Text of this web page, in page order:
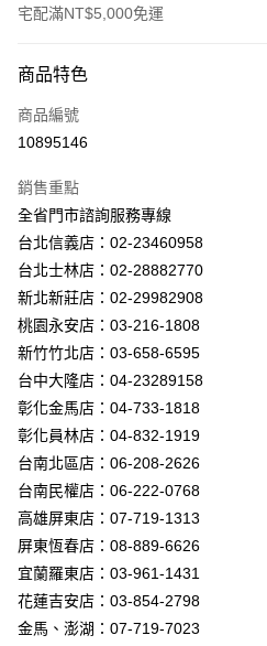
宅配滿NT$5,000免運
信用卡一次付款
LINE Pay
街口支付
悠遊付
Google Pay
全盈+PAY
AFTEE先享後付
相關說明
【關於「AFTEE先享後付」】
AFTEE先享後付是「在收到商品之後才
便利好安心！
１．簡單：不需註冊會員、不需綁卡、不
３．安心：先確認商品／服務後，再付款
【「AFTEE先享後付」結帳流程】
１．於結帳方式選擇「AFTEE先享後付
結帳頁面，進行簡訊認證並確認金額後，
２．訂單成立數日內，您將收到繳費通知
ATM付款
運送方式
新竹貨運宅配
商品特色
商品編號
10895146
銷售重點
全省門市諮詢服務專線
台北信義店：02-23460958
台北士林店：02-28882770
新北新莊店：02-29982908
桃園永安店：03-216-1808
新竹竹北店：03-658-6595
台中大隆店：04-23289158
彰化金馬店：04-733-1818
彰化員林店：04-832-1919
台南北區店：06-208-2626
台南民權店：06-222-0768
高雄屏東店：07-719-1313
屏東恆春店：08-889-6626
宜蘭羅東店：03-961-1431
花蓮吉安店：03-854-2798
金馬、澎湖：07-719-7023